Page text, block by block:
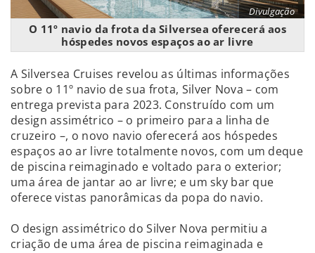
Divulgação
O 11º navio da frota da Silversea oferecerá aos
hóspedes novos espaços ao ar livre
A Silversea Cruises revelou as últimas informações
sobre o 11º navio de sua frota, Silver Nova – com
entrega prevista para 2023. Construído com um
design assimétrico – o primeiro para a linha de
cruzeiro –, o novo navio oferecerá aos hóspedes
espaços ao ar livre totalmente novos, com um deque
de piscina reimaginado e voltado para o exterior;
uma área de jantar ao ar livre; e um sky bar que
oferece vistas panorâmicas da popa do navio.
O design assimétrico do Silver Nova permitiu a
criação de uma área de piscina reimaginada e